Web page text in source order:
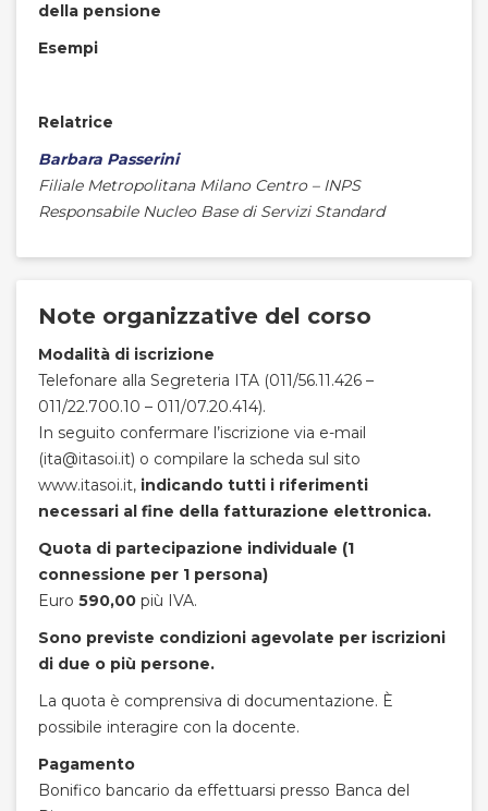
della pensione
Esempi
Relatrice
Barbara Passerini
Filiale Metropolitana Milano Centro – INPS
Responsabile Nucleo Base di Servizi Standard
Note organizzative del corso
Modalità di iscrizione
Telefonare alla Segreteria ITA (011/56.11.426 –
011/22.700.10 – 011/07.20.414).
In seguito confermare l’iscrizione via e-mail
(ita@itasoi.it) o compilare la scheda sul sito
www.itasoi.it, indicando tutti i riferimenti
necessari al fine della fatturazione elettronica.
Quota di partecipazione individuale (1
connessione per 1 persona)
Euro 590,00 più IVA.
Sono previste condizioni agevolate per iscrizioni
di due o più persone.
La quota è comprensiva di documentazione. È
possibile interagire con la docente.
Pagamento
Bonifico bancario da effettuarsi presso Banca del